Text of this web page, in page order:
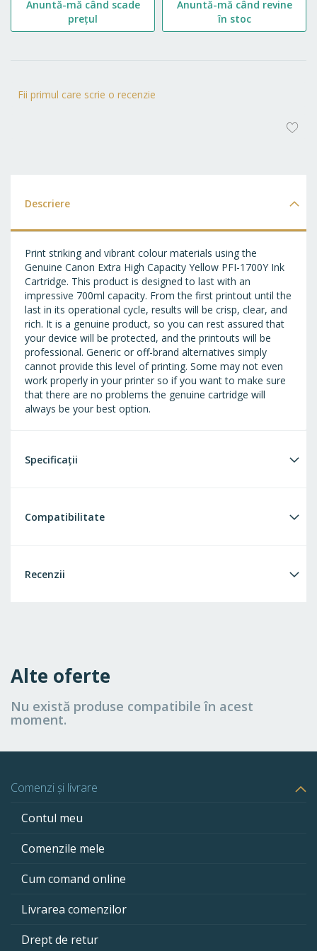
Fii primul care scrie o recenzie
Anuntă-mă când scade
prețul
Anuntă-mă când revine
în stoc
Descriere
Print striking and vibrant colour materials using the
Genuine Canon Extra High Capacity Yellow PFI-1700Y Ink
Cartridge. This product is designed to last with an
impressive 700ml capacity. From the first printout until the
last in its operational cycle, results will be crisp, clear, and
rich. It is a genuine product, so you can rest assured that
your device will be protected, and the printouts will be
professional. Generic or off-brand alternatives simply
cannot provide this level of printing. Some may not even
work properly in your printer so if you want to make sure
that there are no problems the genuine cartridge will
always be your best option.
Specificații
Compatibilitate
Recenzii
Alte oferte
Nu există produse compatibile în acest
moment.
Comenzi și livrare
Contul meu
Comenzile mele
Cum comand online
Livrarea comenzilor
Drept de retur